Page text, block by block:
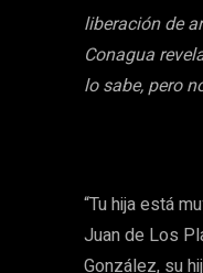
liberación de
Conagua
lo sabe, pero
“Tu hija está
Juan de Los
González, su